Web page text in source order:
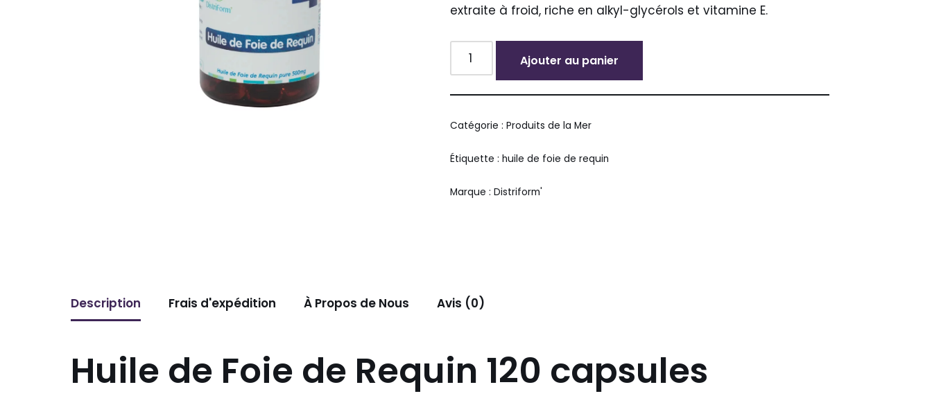
extraite à froid, riche en alkyl-glycérols et vitamine E.
Ajouter au panier
Alternative:
Catégorie :Produits de la Mer
Étiquette :huile de foie de requin
Marque :Distriform'
Description Frais d'expédition À Propos de Nous Avis (0)
Huile de Foie de Requin 120 capsules